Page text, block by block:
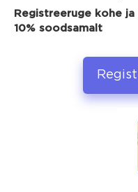
Registreeruge kohe
10% soodsamalt